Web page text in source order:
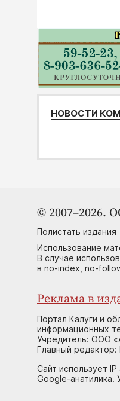
НОВОСТИ
© 2007–2026.
Полистать издания
Использование
В случае
в no-index, no-
Реклама в
Портал Калуги и
информационных
Учредитель: ООО
Главный редактор:
Сайт использует
Google-анатилика.